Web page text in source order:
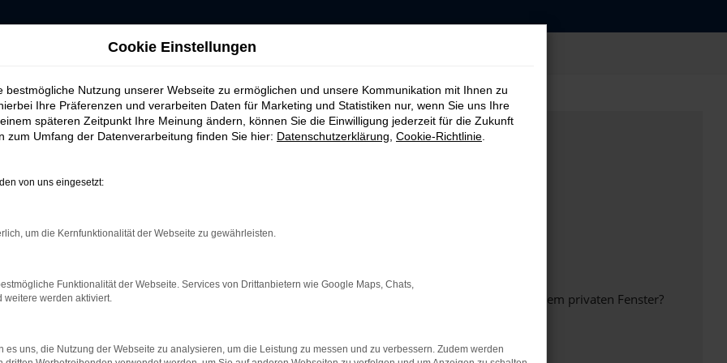
bestimmter Seiten verhindern. Funktioniert die Seite in einem anderen Browser oder in einem privaten Fenster?
beheben.
Cookie Einstellungen
bestmögliche Nutzung unserer Webseite zu ermöglichen und unsere Kommunikation mit Ihnen zu
Ihre Präferenzen und verarbeiten Daten für Marketing und Statistiken nur, wenn Sie uns Ihre
späteren Zeitpunkt Ihre Meinung ändern, können Sie die Einwilligung jederzeit für die Zukunft
zum Umfang der Datenverarbeitung finden Sie hier: Datenschutzerklärung Cookie-Richtlinie
von uns eingesetzt:
um die Kernfunktionalität der Webseite zu gewährleisten.
Funktionalität der Webseite. Services von Drittanbietern wie Google Maps, Chats,
weitere werden aktiviert.
es uns, die Nutzung der Webseite zu analysieren, um die Leistung zu messen und zu verbessern. Zudem werden